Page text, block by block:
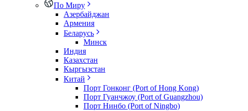
По Миру
Азербайджан
Армения
Беларусь
Минск
Индия
Казахстан
Кыргызстан
Китай
Порт Гонконг (Port of Hong Kong)
Порт Гуанчжоу (Port of Guangzhou)
Порт Нинбо (Port of Ningbo)